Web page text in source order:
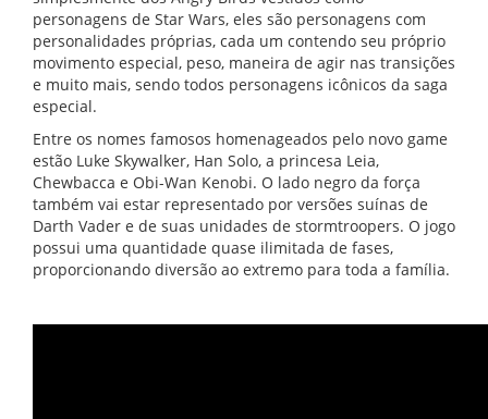
personagens de Star Wars, eles são personagens com
personalidades próprias, cada um contendo seu próprio
movimento especial, peso, maneira de agir nas transições
e muito mais, sendo todos personagens icônicos da saga
especial.
Entre os nomes famosos homenageados pelo novo game
estão Luke Skywalker, Han Solo, a princesa Leia,
Chewbacca e Obi-Wan Kenobi. O lado negro da força
também vai estar representado por versões suínas de
Darth Vader e de suas unidades de stormtroopers. O jogo
possui uma quantidade quase ilimitada de fases,
proporcionando diversão ao extremo para toda a família.